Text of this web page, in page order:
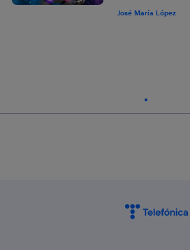
José María López